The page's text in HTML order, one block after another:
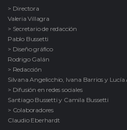
> Directora
Valeria Villagra
> Secretario de redacción
Pablo Bussetti
> Diseño gráfico
Rodrigo Galán
> Redacción
Silvana Angelicchio, Ivana Barrios y
> Difusión en redes sociales
Santiago Bussetti y Camila Bussetti
> Colaboradores
Claudio Eberhardt